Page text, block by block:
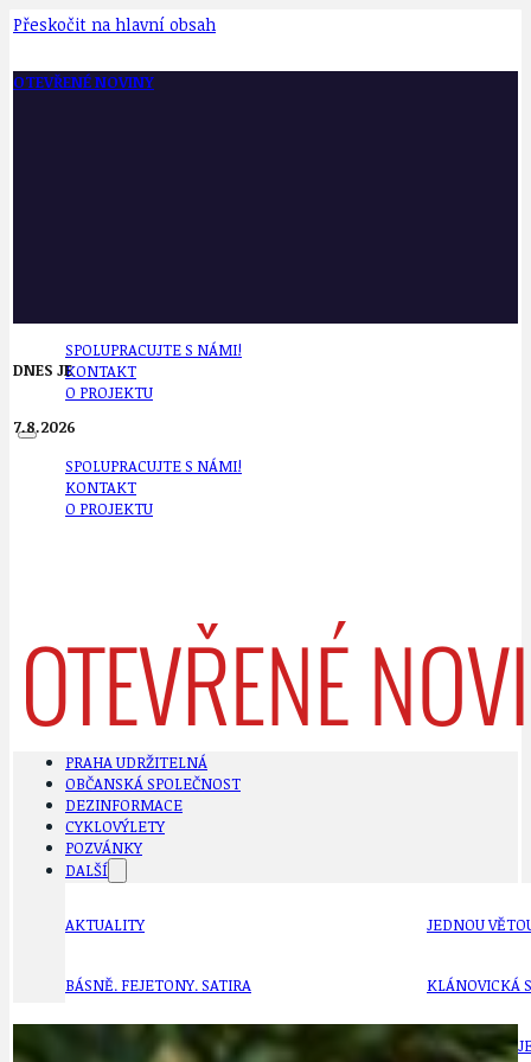
Přeskočit na hlavní obsah
OTEVŘENÉ NOVINY
SPOLUPRACUJTE S NÁMI!
KONTAKT
O PROJEKTU
SPOLUPRACUJTE S NÁMI!
KONTAKT
O PROJEKTU
DNES JE
7.8.2026
PRAHA UDRŽITELNÁ
OBČANSKÁ SPOLEČNOST
DEZINFORMACE
CYKLOVÝLETY
POZVÁNKY
DALŠÍ
AKTUALITY
BÁSNĚ. FEJETONY. SATIRA
CYKLOVÝLETY
JEDNOU
KLÁNOVICKÁ
KRUHOVÝ